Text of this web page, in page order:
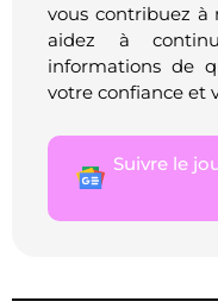
vous contribuez
aidez à
informations de
votre confiance et
Suivre le